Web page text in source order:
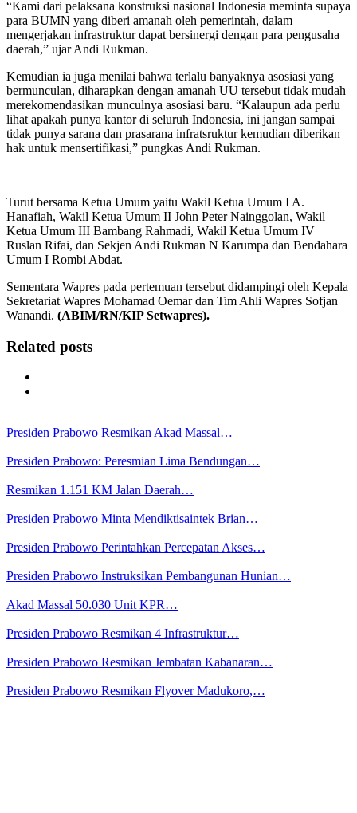
“Kami dari pelaksana konstruksi nasional Indonesia meminta supaya
para BUMN yang diberi amanah oleh pemerintah, dalam
mengerjakan infrastruktur dapat bersinergi dengan para pengusaha
daerah,” ujar Andi Rukman.
Kemudian ia juga menilai bahwa terlalu banyaknya asosiasi yang
bermunculan, diharapkan dengan amanah UU tersebut tidak mudah
merekomendasikan munculnya asosiasi baru. “Kalaupun ada perlu
lihat apakah punya kantor di seluruh Indonesia, ini jangan sampai
tidak punya sarana dan prasarana infratsruktur kemudian diberikan
hak untuk mensertifikasi,” pungkas Andi Rukman.
Turut bersama Ketua Umum yaitu Wakil Ketua Umum I A.
Hanafiah, Wakil Ketua Umum II John Peter Nainggolan, Wakil
Ketua Umum III Bambang Rahmadi, Wakil Ketua Umum IV
Ruslan Rifai, dan Sekjen Andi Rukman N Karumpa dan Bendahara
Umum I Rombi Abdat.
Sementara Wapres pada pertemuan tersebut didampingi oleh Kepala
Sekretariat Wapres Mohamad Oemar dan Tim Ahli Wapres Sofjan
Wanandi. (ABIM/RN/KIP Setwapres).
Related posts
Presiden Prabowo Resmikan Akad Massal…
Presiden Prabowo: Peresmian Lima Bendungan…
Resmikan 1.151 KM Jalan Daerah…
Presiden Prabowo Minta Mendiktisaintek Brian…
Presiden Prabowo Perintahkan Percepatan Akses…
Presiden Prabowo Instruksikan Pembangunan Hunian…
Akad Massal 50.030 Unit KPR…
Presiden Prabowo Resmikan 4 Infrastruktur…
Presiden Prabowo Resmikan Jembatan Kabanaran…
Presiden Prabowo Resmikan Flyover Madukoro,…